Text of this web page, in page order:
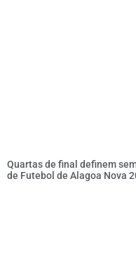
Quartas de final definem
de Futebol de Alagoa Nova